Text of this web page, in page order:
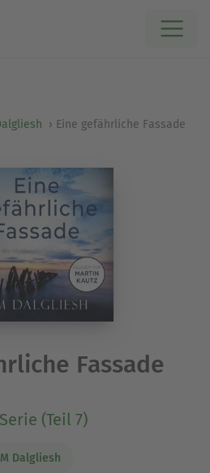
Eine gefährliche Fassade
Fassade
Serie (Teil 7)
M Dalgliesh